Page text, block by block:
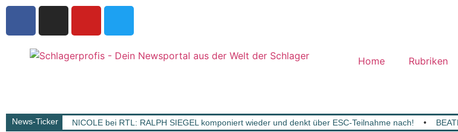
Home Rubriken
News-Ticker NICOLE bei RTL: RALPH SIEGEL komponiert wieder und denkt über ESC-Teilnahme nach! •